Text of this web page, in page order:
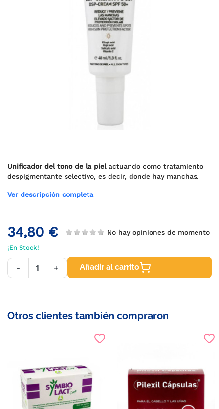
Unificador del tono de la pielactuando como tratamiento
despigmentante selectivo, es decir, donde hay manchas.
Ver descripción completa
34,80 € No hay opiniones de momento
¡En Stock!
- + Añadir al carrito
Otros clientes también compraron